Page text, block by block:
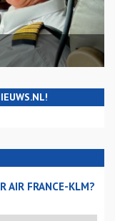
AIR FRANCE-KLM?